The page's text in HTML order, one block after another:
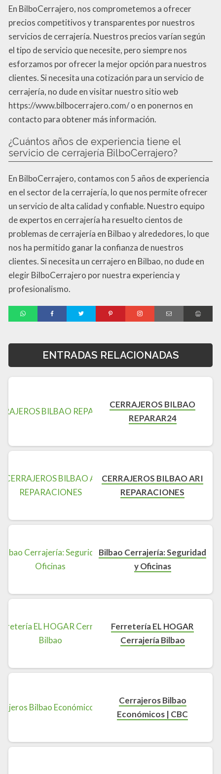
En BilboCerrajero, nos comprometemos a ofrecer
precios competitivos y transparentes por nuestros
servicios de cerrajería. Nuestros precios varían según
el tipo de servicio que necesite, pero siempre nos
esforzamos por ofrecer la mejor opción para nuestros
clientes. Si necesita una cotización para un servicio de
cerrajería, no dude en visitar nuestro sitio web
https://www.bilbocerrajero.com/ o en ponernos en
contacto para obtener más información.
¿Cuántos años de experiencia tiene el
servicio de cerrajería BilboCerrajero?
En BilboCerrajero, contamos con 5 años de experiencia
en el sector de la cerrajería, lo que nos permite ofrecer
un servicio de alta calidad y confiable. Nuestro equipo
de expertos en cerrajería ha resuelto cientos de
problemas de cerrajería en Bilbao y alrededores, lo que
nos ha permitido ganar la confianza de nuestros
clientes. Si necesita un cerrajero en Bilbao, no dude en
elegir BilboCerrajero por nuestra experiencia y
profesionalismo.
ENTRADAS RELACIONADAS
CERRAJEROS BILBAO
REPARAR24
CERRAJEROS BILBAO ARI
REPARACIONES
Bilbao Cerrajería: Seguridad
y Oficinas
Ferretería EL HOGAR
Cerrajería Bilbao
Cerrajeros Bilbao
Económicos | CBC